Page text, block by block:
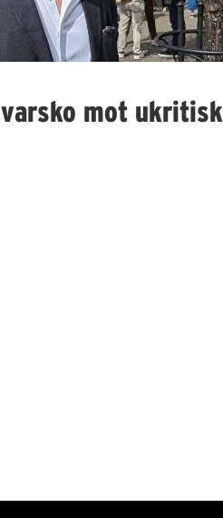
mot ukritisk